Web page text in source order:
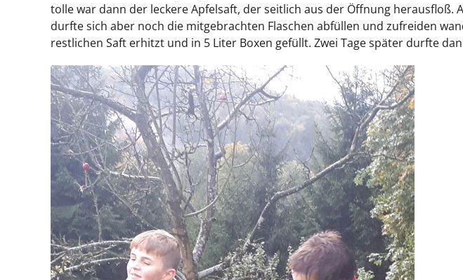
tolle war dann der leckere Apfelsaft, der seitlich aus der Öffnung
durfte sich aber noch die mitgebrachten Flaschen abfüllen und zufreiden
restlichen Saft erhitzt und in 5 Liter Boxen gefüllt. Zwei Tage später durfte